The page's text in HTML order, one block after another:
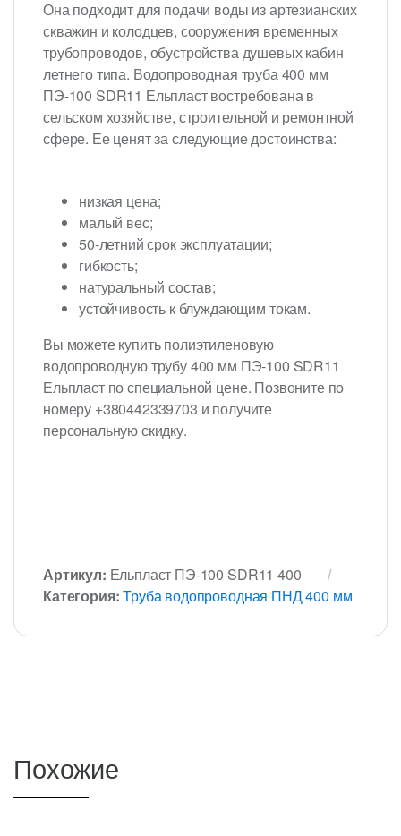
Она подходит для подачи воды из артезианских
скважин и колодцев, сооружения временных
трубопроводов, обустройства душевых кабин
летнего типа. Водопроводная труба 400 мм
ПЭ-100 SDR11 Ельпласт востребована в
сельском хозяйстве, строительной и ремонтной
сфере. Ее ценят за следующие достоинства:
низкая цена;
малый вес;
50-летний срок эксплуатации;
гибкость;
натуральный состав;
устойчивость к блуждающим токам.
Вы можете купить полиэтиленовую
водопроводную трубу 400 мм ПЭ-100 SDR11
Ельпласт по специальной цене. Позвоните по
номеру +380442339703 и получите
персональную скидку.
Артикул: Ельпласт ПЭ-100 SDR11 400
Категория:Труба водопроводная ПНД 400 мм
Похожие